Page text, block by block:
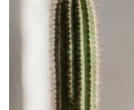
+
ADD